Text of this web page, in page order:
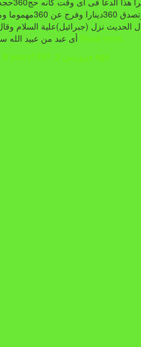
واعتق360عبدا وتصدق
الحديث نزل (جبرائيل)علية السلام
أى عبد من عبيد الله Read more
8 years فروردین 2, 1397 ago